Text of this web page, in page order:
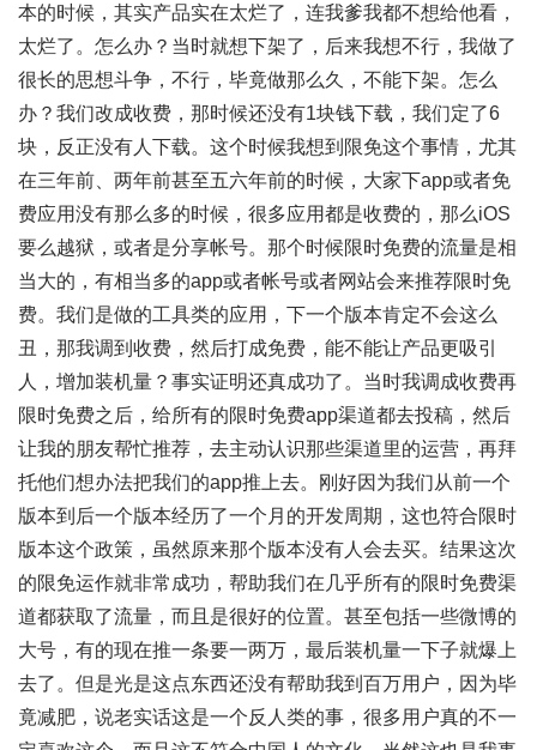
本的时候，其实产品实在太烂了，连我爹我都不想给他看，
太烂了。怎么办？当时就想下架了，后来我想不行，我做了
很长的思想斗争，不行，毕竟做那么久，不能下架。怎么
办？我们改成收费，那时候还没有1块钱下载，我们定了6
块，反正没有人下载。这个时候我想到限免这个事情，尤其
在三年前、两年前甚至五六年前的时候，大家下app或者免
费应用没有那么多的时候，很多应用都是收费的，那么iOS
要么越狱，或者是分享帐号。那个时候限时免费的流量是相
当大的，有相当多的app或者帐号或者网站会来推荐限时免
费。我们是做的工具类的应用，下一个版本肯定不会这么
丑，那我调到收费，然后打成免费，能不能让产品更吸引
人，增加装机量？事实证明还真成功了。当时我调成收费再
限时免费之后，给所有的限时免费app渠道都去投稿，然后
让我的朋友帮忙推荐，去主动认识那些渠道里的运营，再拜
托他们想办法把我们的app推上去。刚好因为我们从前一个
版本到后一个版本经历了一个月的开发周期，这也符合限时
版本这个政策，虽然原来那个版本没有人会去买。结果这次
的限免运作就非常成功，帮助我们在几乎所有的限时免费渠
道都获取了流量，而且是很好的位置。甚至包括一些微博的
大号，有的现在推一条要一两万，最后装机量一下子就爆上
去了。但是光是这点东西还没有帮助我到百万用户，因为毕
竟减肥，说老实话这是一个反人类的事，很多用户真的不一